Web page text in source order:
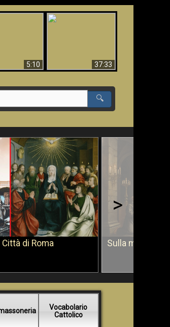
5:10
37:33
🔍
di Roma Sulla morte di
>
Vocabolario
Cattolico